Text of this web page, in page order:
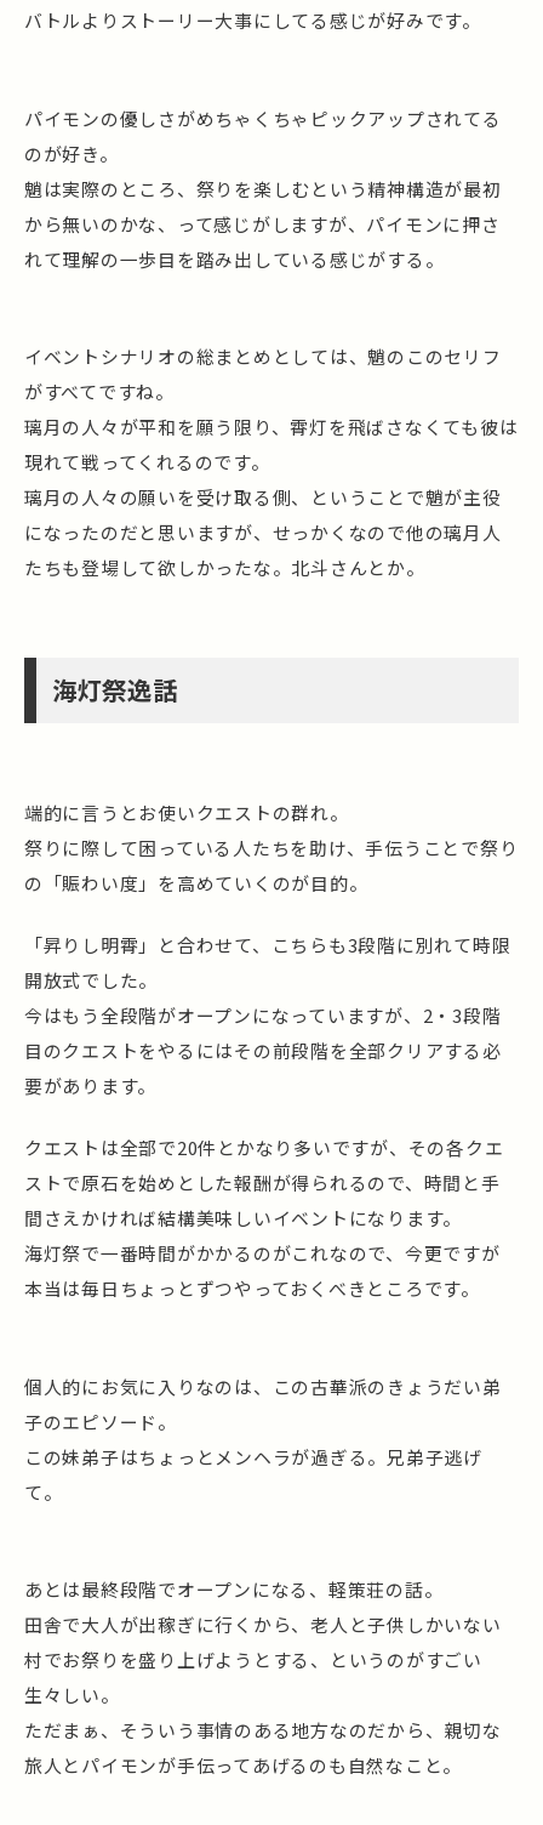
バトルよりストーリー大事にしてる感じが好みです。
パイモンの優しさがめちゃくちゃピックアップされてる
のが好き。
魈は実際のところ、祭りを楽しむという精神構造が最初
から無いのかな、って感じがしますが、パイモンに押さ
れて理解の一歩目を踏み出している感じがする。
イベントシナリオの総まとめとしては、魈のこのセリフ
がすべてですね。
璃月の人々が平和を願う限り、霄灯を飛ばさなくても彼は
現れて戦ってくれるのです。
璃月の人々の願いを受け取る側、ということで魈が主役
になったのだと思いますが、せっかくなので他の璃月人
たちも登場して欲しかったな。北斗さんとか。
海灯祭逸話
端的に言うとお使いクエストの群れ。
祭りに際して困っている人たちを助け、手伝うことで祭り
の「賑わい度」を高めていくのが目的。
「昇りし明霄」と合わせて、こちらも3段階に別れて時限
開放式でした。
今はもう全段階がオープンになっていますが、2・3段階
目のクエストをやるにはその前段階を全部クリアする必
要があります。
クエストは全部で20件とかなり多いですが、その各クエ
ストで原石を始めとした報酬が得られるので、時間と手
間さえかければ結構美味しいイベントになります。
海灯祭で一番時間がかかるのがこれなので、今更ですが
本当は毎日ちょっとずつやっておくべきところです。
個人的にお気に入りなのは、この古華派のきょうだい弟
子のエピソード。
この妹弟子はちょっとメンヘラが過ぎる。兄弟子逃げ
て。
あとは最終段階でオープンになる、軽策荘の話。
田舎で大人が出稼ぎに行くから、老人と子供しかいない
村でお祭りを盛り上げようとする、というのがすごい
生々しい。
ただまぁ、そういう事情のある地方なのだから、親切な
旅人とパイモンが手伝ってあげるのも自然なこと。